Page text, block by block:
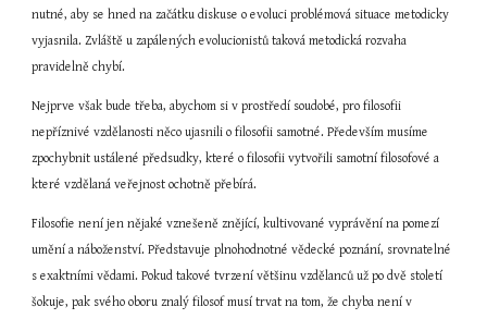
nutné, aby se hned na začátku diskuse o evoluci problémová situace metodicky
vyjasnila. Zvláště u zapálených evolucionistů taková metodická rozvaha
pravidelně chybí.
Nejprve však bude třeba, abychom si v prostředí soudobé, pro filosofii
nepříznivé vzdělanosti něco ujasnili o filosofii samotné. Především musíme
zpochybnit ustálené předsudky, které o filosofii vytvořili samotní filosofové a
které vzdělaná veřejnost ochotně přebírá.
Filosofie není jen nějaké vznešeně znějící, kultivované vyprávění na pomezí
umění a náboženství. Představuje plnohodnotné vědecké poznání, srovnatelné
s exaktními vědami. Pokud takové tvrzení většinu vzdělanců už po dvě století
šokuje, pak svého oboru znalý filosof musí trvat na tom, že chyba není v